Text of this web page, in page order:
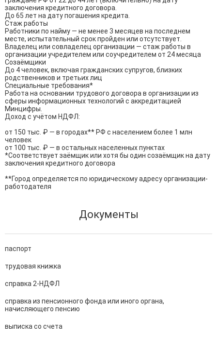
заключения кредитного договора.
До 65 лет на дату погашения кредита.
Стаж работы
Работники по найму — не менее 3 месяцев на последнем
месте, испытательный срок пройден или отсутствует.
Владелец или совладелец организации — стаж работы в
организации учредителем или соучредителем от 24 месяца
Созаёмщики
До 4 человек, включая гражданских супругов, близких
родственников и третьих лиц
Специальные требования*
Работа на основании трудового договора в организации из
сферы информационных технологий с аккредитацией
Минцифры.
Доход с учётом НДФЛ:
от 150 тыс. ₽ — в городах** РФ с населением более 1 млн
человек
от 100 тыс. ₽ — в остальных населенных пунктах
*Соответствует заёмщик или хотя бы один созаёмщик на дату
заключения кредитного договора
**Город определяется по юридическому адресу организации-
работодателя
Документы
паспорт
трудовая книжка
справка 2-НДФЛ
справка из пенсионного фонда или иного органа,
начисляющего пенсию
выписка со счета